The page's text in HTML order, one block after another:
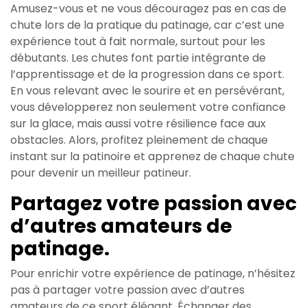
Amusez-vous et ne vous découragez pas en cas de
chute lors de la pratique du patinage, car c’est une
expérience tout à fait normale, surtout pour les
débutants. Les chutes font partie intégrante de
l’apprentissage et de la progression dans ce sport.
En vous relevant avec le sourire et en persévérant,
vous développerez non seulement votre confiance
sur la glace, mais aussi votre résilience face aux
obstacles. Alors, profitez pleinement de chaque
instant sur la patinoire et apprenez de chaque chute
pour devenir un meilleur patineur.
Partagez votre passion avec
d’autres amateurs de
patinage.
Pour enrichir votre expérience de patinage, n’hésitez
pas à partager votre passion avec d’autres